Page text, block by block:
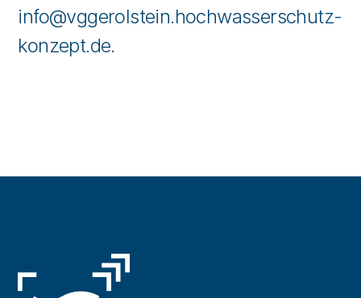
info@vggerolstein.hochwasserschutz-
konzept.de.